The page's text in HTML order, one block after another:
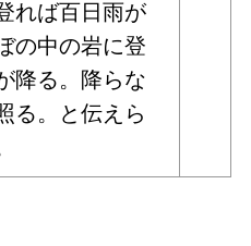
れば百日雨が
の中の岩に登
降る。降らな
る。と伝えら